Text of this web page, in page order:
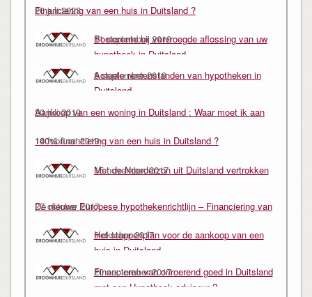
Financiering van een huis in Duitsland ?
26 juli 2023
Boeterente bij vervroegde aflossing van uw
hypotheek in Duitsland
11 september 2019
Actuele rentenstanden van hypotheken in
Duitsland
8 september 2019
Aankoop van een woning in Duitsland : Waar moet ik aan
20 juli 2019
100% financiering van een huis in Duitsland ?
14 februari 2019
Met de Noorderzon uit Duitsland vertrokken
15 november 2017
De nieuwe Europese hypothekenrichtlijn – Financiering van
27 oktober 2017
Het stappenplan voor de aankoop van een
huis in Duitsland
9 oktober 2017
Financieren van onroerend goed in Duitsland
met een Hypotheek adviseur ?
20 september 2017